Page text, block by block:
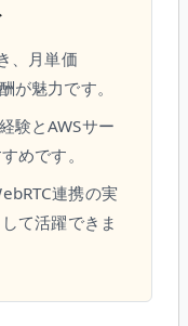
、月単価
魅力です。
験とAWSサー
めです。
連携の実
て活躍できま